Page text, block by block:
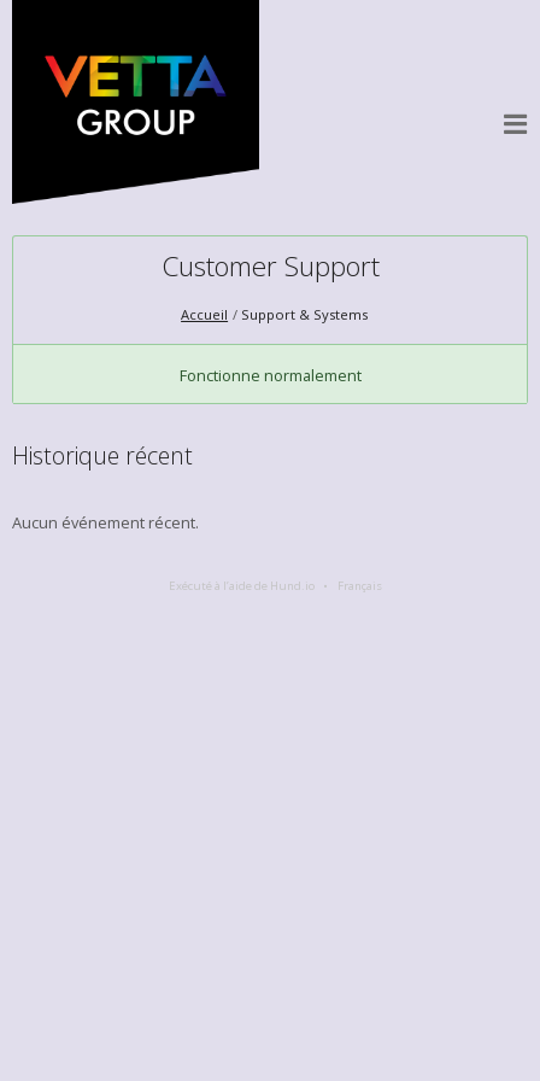
Customer Support
Accueil Support & Systems
Fonctionne normalement
Historique récent
Aucun événement récent.
Exécuté à l’aide de Hund.io Français